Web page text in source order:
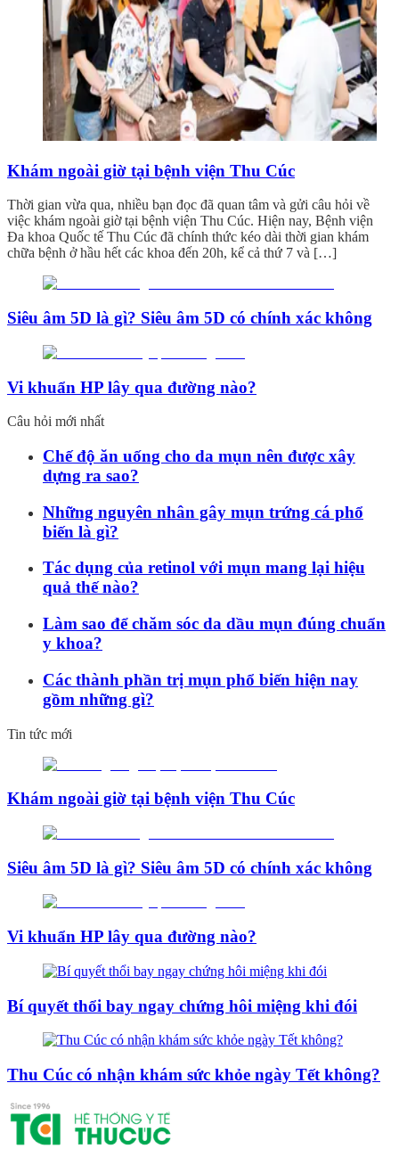
Khám ngoài giờ tại bệnh viện Thu Cúc
Thời gian vừa qua, nhiều bạn đọc đã quan tâm và gửi câu hỏi về
việc khám ngoài giờ tại bệnh viện Thu Cúc. Hiện nay, Bệnh viện
Đa khoa Quốc tế Thu Cúc đã chính thức kéo dài thời gian khám
chữa bệnh ở hầu hết các khoa đến 20h, kể cả thứ 7 và […]
Siêu âm 5D là gì? Siêu âm 5D có chính xác không
Vi khuẩn HP lây qua đường nào?
Câu hỏi mới nhất
Chế độ ăn uống cho da mụn nên được xây
dựng ra sao?
Những nguyên nhân gây mụn trứng cá phổ
biến là gì?
Tác dụng của retinol với mụn mang lại hiệu
quả thế nào?
Làm sao để chăm sóc da dầu mụn đúng chuẩn
y khoa?
Các thành phần trị mụn phổ biến hiện nay
gồm những gì?
Tin tức mới
Khám ngoài giờ tại bệnh viện Thu Cúc
Siêu âm 5D là gì? Siêu âm 5D có chính xác không
Vi khuẩn HP lây qua đường nào?
Bí quyết thổi bay ngay chứng hôi miệng khi đói
Thu Cúc có nhận khám sức khỏe ngày Tết không?